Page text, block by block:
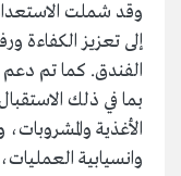
وقد شملت
إلى تعزيز الكفاءة
الفندق. كما تم دعم
بما في ذلك
الأغذية
وانسيابية